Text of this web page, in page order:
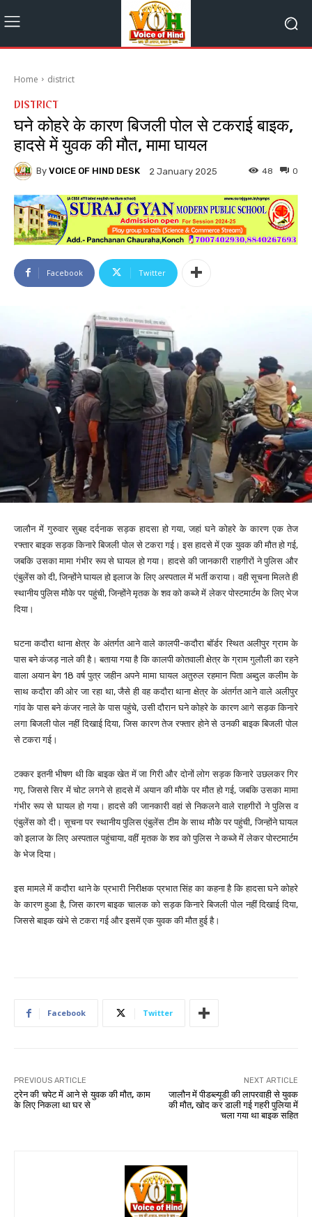
Home district
DISTRICT
घने कोहरे के कारण बिजली पोल से टकराई बाइक,
हादसे में युवक की मौत, मामा घायल
By VOICE OF HIND DESK 2 January 2025 0
48
Facebook Twitter
जालौन में गुरुवार सुबह दर्दनाक सड़क हादसा हो गया, जहां घने कोहरे के कारण एक तेज
रफ्तार बाइक सड़क किनारे बिजली पोल से टकरा गई। इस हादसे में एक युवक की मौत हो गई,
जबकि उसका मामा गंभीर रूप से घायल हो गया। हादसे की जानकारी राहगीरों ने पुलिस और
एंबुलेंस को दी, जिन्होंने घायल हो इलाज के लिए अस्पताल में भर्ती कराया। वही सूचना मिलते ही
स्थानीय पुलिस मौके पर पहुंची, जिन्होंने मृतक के शव को कब्जे में लेकर पोस्टमार्टम के लिए भेज
दिया।
घटना कदौरा थाना क्षेत्र के अंतर्गत आने वाले कालपी-कदौरा बॉर्डर स्थित अलीपुर ग्राम के
पास बने कंजड़ नाले की है। बताया गया है कि कालपी कोतवाली क्षेत्र के ग्राम गुलौली का रहने
वाला अयान बेग 18 वर्ष पुत्र जहीन अपने मामा घायल अतुरुल रहमान पिता अब्दुल कलीम के
साथ कदौरा की ओर जा रहा था, जैसे ही वह कदौरा थाना क्षेत्र के अंतर्गत आने वाले अलीपुर
गांव के पास बने कंजर नाले के पास पहुंचे, उसी दौरान घने कोहरे के कारण आगे सड़क किनारे
लगा बिजली पोल नहीं दिखाई दिया, जिस कारण तेज रफ्तार होने से उनकी बाइक बिजली पोल
से टकरा गई।
टक्कर इतनी भीषण थी कि बाइक खेत में जा गिरी और दोनों लोग सड़क किनारे उछलकर गिर
गए, जिससे सिर में चोट लगने से हादसे में अयान की मौके पर मौत हो गई, जबकि उसका मामा
गंभीर रूप से घायल हो गया। हादसे की जानकारी वहां से निकलने वाले राहगीरों ने पुलिस व
एंबुलेंस को दी। सूचना पर स्थानीय पुलिस एंबुलेंस टीम के साथ मौके पर पहुंची, जिन्होंने घायल
को इलाज के लिए अस्पताल पहुंचाया, वहीं मृतक के शव को पुलिस ने कब्जे में लेकर पोस्टमार्टम
के भेज दिया।
इस मामले में कदौरा थाने के प्रभारी निरीक्षक प्रभात सिंह का कहना है कि हादसा घने कोहरे
के कारण हुआ है, जिस कारण बाइक चालक को सड़क किनारे बिजली पोल नहीं दिखाई दिया,
जिससे बाइक खंभे से टकरा गई और इसमें एक युवक की मौत हुई है।
Facebook Twitter
PREVIOUS ARTICLE
ट्रेन की चपेट में आने से युवक की मौत, काम
के लिए निकला था घर से
NEXT ARTICLE
जालौन में पीडब्ल्यूडी की लापरवाही से युवक
की मौत, खोद कर डाली गई गहरी पुलिया में
चला गया था बाइक सहित